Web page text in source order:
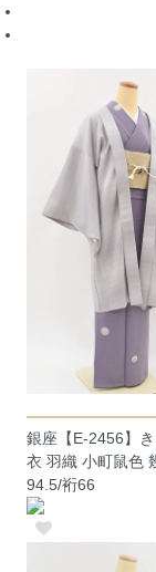
銀座【E-2456】
衣 羽織 小町鼠色
94.5/裄66